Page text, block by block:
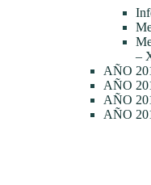
–
AÑO
AÑO
AÑO
AÑO